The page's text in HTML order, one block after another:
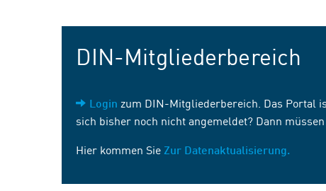
DIN-Mitgliederbereich
Login zum DIN-Mitgliederbereich. Das Portal
sich bisher noch nicht angemeldet? Dann
Hier kommen Sie Zur Datenaktualisierung.